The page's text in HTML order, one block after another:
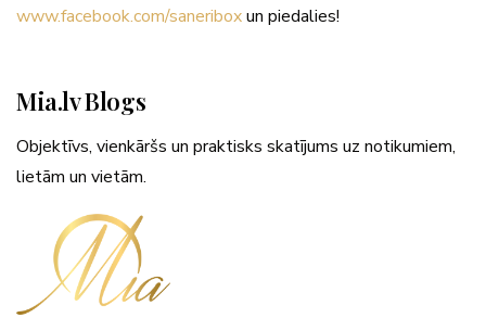
www.facebook.com/saneriboxun piedalies!
Mia.lv Blogs
Objektīvs, vienkāršs un praktisks skatījums uz notikumiem,
lietām un vietām.